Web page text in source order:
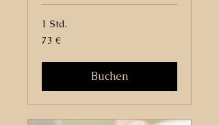
1 Std.
73
Euro
73 €
Buchen